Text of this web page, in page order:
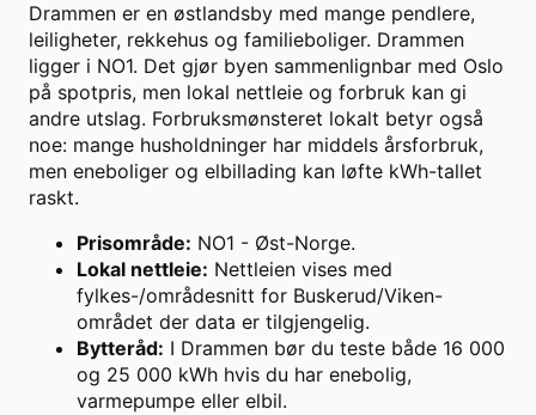
Drammen er en østlandsby med mange pendlere,
leiligheter, rekkehus og familieboliger. Drammen
ligger i NO1. Det gjør byen sammenlignbar med Oslo
på spotpris, men lokal nettleie og forbruk kan gi
andre utslag. Forbruksmønsteret lokalt betyr også
noe: mange husholdninger har middels årsforbruk,
men eneboliger og elbillading kan løfte kWh-tallet
raskt.
Prisområde: NO1 - Øst-Norge.
Lokal nettleie: Nettleien vises med
fylkes-/områdesnitt for Buskerud/Viken-
området der data er tilgjengelig.
Bytteråd: I Drammen bør du teste både 16 000
og 25 000 kWh hvis du har enebolig,
varmepumpe eller elbil.